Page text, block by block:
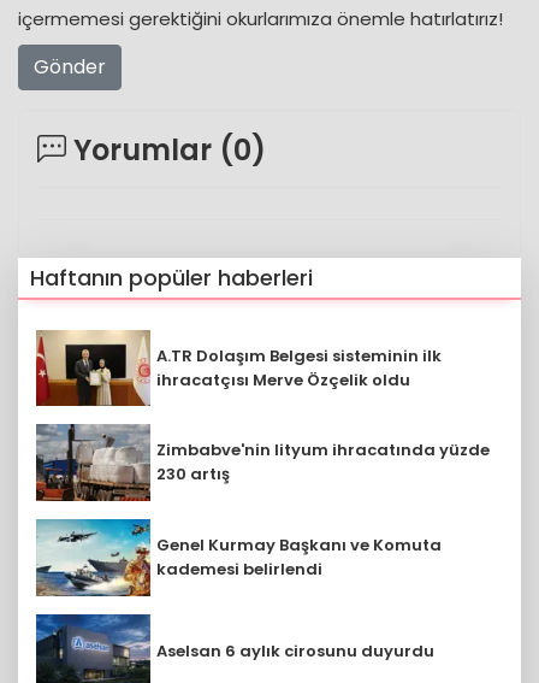
içermemesi gerektiğini okurlarımıza önemle hatırlatırız!
Gönder
Yorumlar (0)
Haftanın popüler haberleri
A.TR Dolaşım Belgesi sisteminin ilk
ihracatçısı Merve Özçelik oldu
Zimbabve'nin lityum ihracatında yüzde
230 artış
Genel Kurmay Başkanı ve Komuta
kademesi belirlendi
Aselsan 6 aylık cirosunu duyurdu